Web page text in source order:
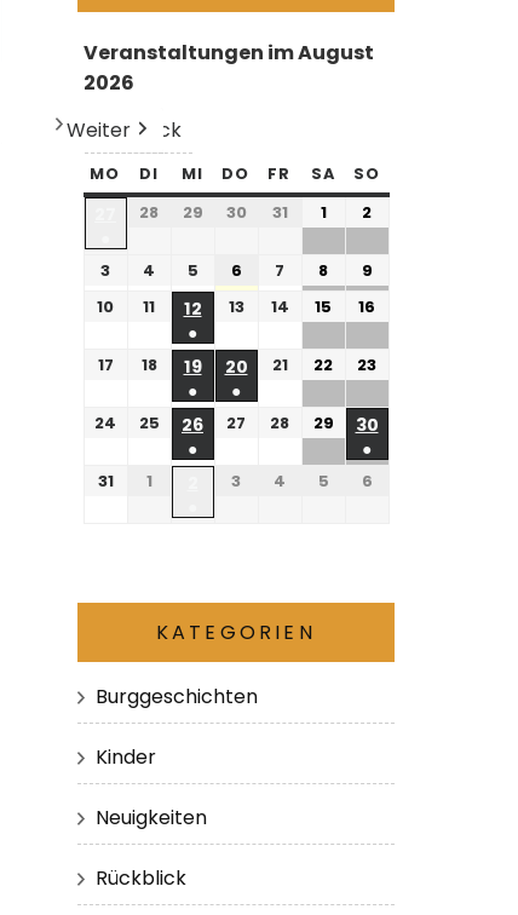
Veranstaltungen im August
2026
Zurück
Heute
Weiter
MO DI MI DO FR SA SO
28 29 30 31 1 2
3 4 5 6 7 8
9
10
11
12
●
13 14 15 16
17 18
19
●
20
●
21 22 23
24 25
26
●
27 28 29
30
●
31 1 3 4 5 6
KATEGORIEN
Burggeschichten
Kinder
Neuigkeiten
Rückblick